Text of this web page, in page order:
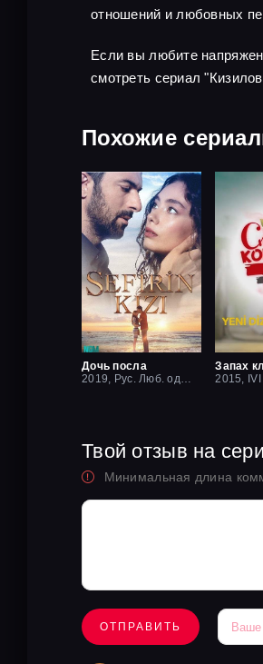
отношений и любовных
Если вы любите
смотреть сериал
Похожие
Дочь посла
Запах
2015, IVI
Твой отзыв на
Минимальная длина
ОТПРАВИТЬ